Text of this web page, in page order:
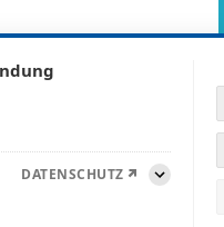
DATENSCHUTZ
Aufklappen